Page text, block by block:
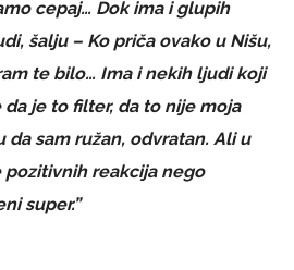
cepaj… Dok ima i glupih
šalju – Ko priča ovako u Nišu,
te bilo… Ima i nekih ljudi koji
je to filter, da to nije moja
da sam ružan, odvratan. Ali u
reakcija nego
super.”